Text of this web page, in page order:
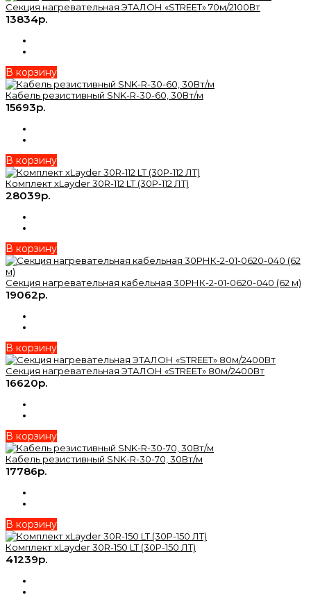
Секция нагревательная ЭТАЛОН «STREET» 70м/2100Вт
13834р.
В корзину
Кабель резистивный SNK-R-30-60, 30Вт/м
15693р.
В корзину
Комплект xLayder 30R-112 LT (30Р-112 ЛТ)
28039р.
В корзину
Секция нагревательная кабельная 30РНК-2-01-0620-040 (62 м)
19062р.
В корзину
Секция нагревательная ЭТАЛОН «STREET» 80м/2400Вт
16620р.
В корзину
Кабель резистивный SNK-R-30-70, 30Вт/м
17786р.
В корзину
Комплект xLayder 30R-150 LT (30Р-150 ЛТ)
41239р.